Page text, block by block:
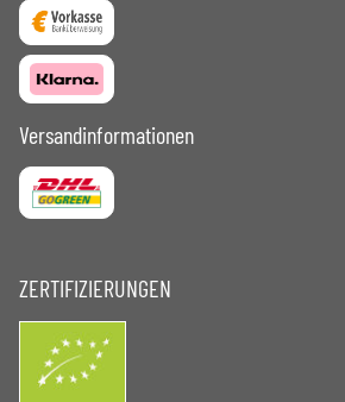
Versandinformationen
ZERTIFIZIERUNGEN